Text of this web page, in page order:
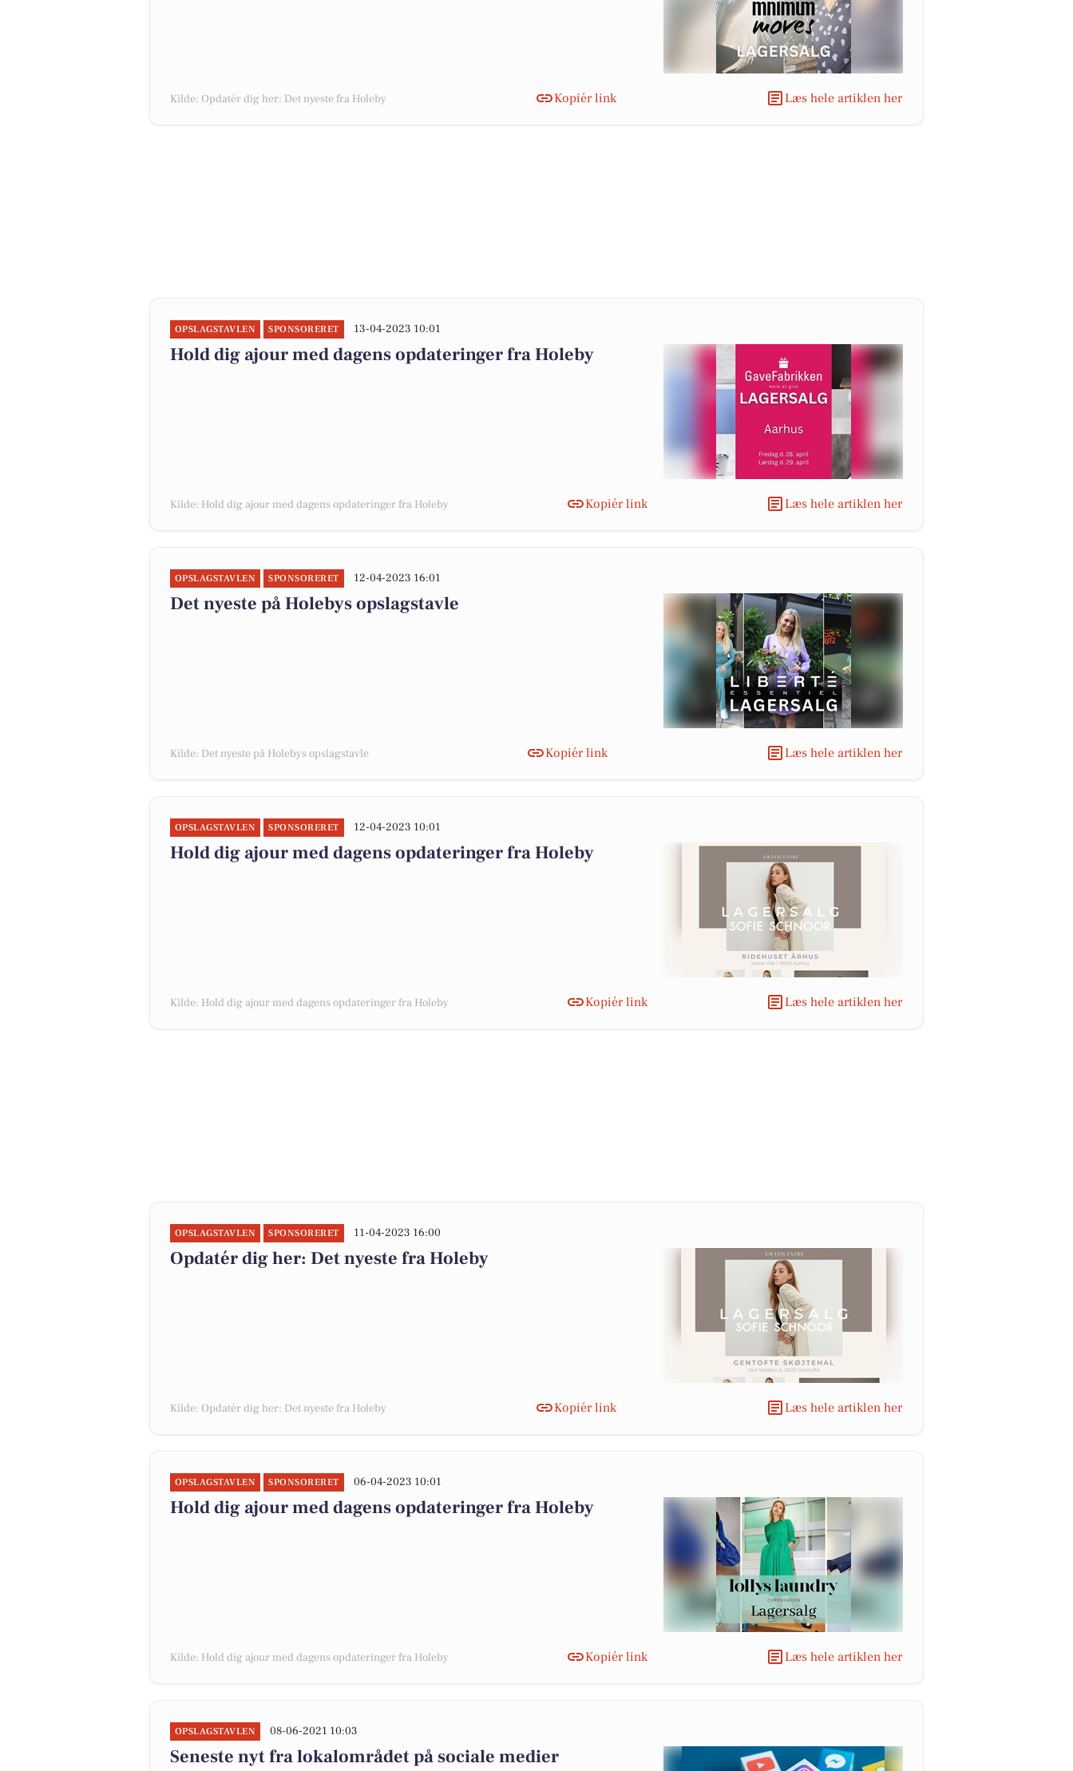
Kilde: Opdatér dig her: Det nyeste fra Holeby Kopiér link Læs hele artiklen her
OPSLAGSTAVLEN SPONSORERET 13-04-2023 10:01
Hold dig ajour med dagens opdateringer fra Holeby
Kilde: Hold dig ajour med dagens opdateringer fra Holeby Kopiér link Læs hele artiklen her
OPSLAGSTAVLEN SPONSORERET 12-04-2023 16:01
Det nyeste på Holebys opslagstavle
Kilde: Det nyeste på Holebys opslagstavle Kopiér link Læs hele artiklen her
OPSLAGSTAVLEN SPONSORERET 12-04-2023 10:01
Hold dig ajour med dagens opdateringer fra Holeby
Kilde: Hold dig ajour med dagens opdateringer fra Holeby Kopiér link Læs hele artiklen her
OPSLAGSTAVLEN SPONSORERET 11-04-2023 16:00
Opdatér dig her: Det nyeste fra Holeby
Kilde: Opdatér dig her: Det nyeste fra Holeby Kopiér link Læs hele artiklen her
OPSLAGSTAVLEN SPONSORERET 06-04-2023 10:01
Hold dig ajour med dagens opdateringer fra Holeby
Kilde: Hold dig ajour med dagens opdateringer fra Holeby Kopiér link Læs hele artiklen her
OPSLAGSTAVLEN 08-06-2021 10:03
Seneste nyt fra lokalområdet på sociale medier